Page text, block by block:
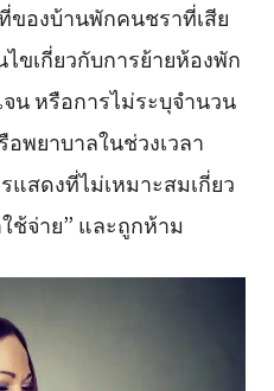
ของบ้านพักคนชราที่เสีย
ขเกี่ยวกับการย้ายห้องพัก
น หรือการไม่ระบุจำนวน
พยาบาลในช่วงเวลา
แสดงที่ไม่เหมาะสมเกี่ยว
ช้จ่าย” และถูกห้าม